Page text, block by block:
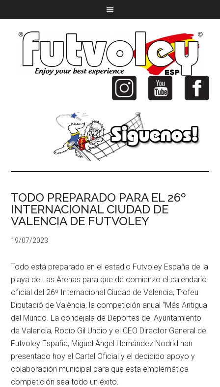
TODO PREPARADO PARA EL 26º
INTERNACIONAL CIUDAD DE
VALENCIA DE FUTVOLEY
19/07/2023
Todo está preparado en el estadio Futvoley España de la
playa de Las Arenas para que dé comienzo el calendario
oficial del 26º Internacional Ciudad de Valencia, Trofeu
Diputació de València, la competición anual “Más Antigua
del Mundo. La concejala de Deportes del Ayuntamiento
de Valencia, Rocío Gil Uncio y el CEO Director General de
Futvoley España, Miguel Ángel Hernández Nodrid han
presentado hoy el Cartel Oficial y el decidido apoyo y
colaboración municipal para que esta emblemática
competición sea todo un éxito.